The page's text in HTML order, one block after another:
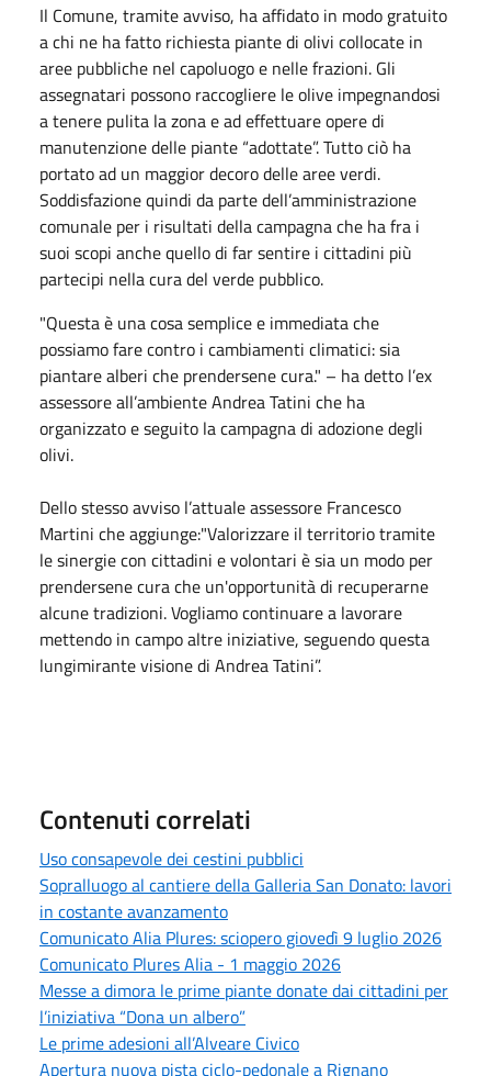
Il Comune, tramite avviso, ha affidato in modo gratuito
a chi ne ha fatto richiesta piante di olivi collocate in
aree pubbliche nel capoluogo e nelle frazioni. Gli
assegnatari possono raccogliere le olive impegnandosi
a tenere pulita la zona e ad effettuare opere di
manutenzione delle piante “adottate”. Tutto ciò ha
portato ad un maggior decoro delle aree verdi.
Soddisfazione quindi da parte dell’amministrazione
comunale per i risultati della campagna che ha fra i
suoi scopi anche quello di far sentire i cittadini più
partecipi nella cura del verde pubblico.
"Questa è una cosa semplice e immediata che
possiamo fare contro i cambiamenti climatici: sia
piantare alberi che prendersene cura." – ha detto l’ex
assessore all’ambiente Andrea Tatini che ha
organizzato e seguito la campagna di adozione degli
olivi.
Dello stesso avviso l’attuale assessore Francesco
Martini che aggiunge:"Valorizzare il territorio tramite
le sinergie con cittadini e volontari è sia un modo per
prendersene cura che un'opportunità di recuperarne
alcune tradizioni. Vogliamo continuare a lavorare
mettendo in campo altre iniziative, seguendo questa
lungimirante visione di Andrea Tatini”.
Contenuti correlati
Uso consapevole dei cestini pubblici
Sopralluogo al cantiere della Galleria San Donato: lavori
in costante avanzamento
Comunicato Alia Plures: sciopero giovedì 9 luglio 2026
Comunicato Plures Alia - 1 maggio 2026
Messe a dimora le prime piante donate dai cittadini per
l’iniziativa “Dona un albero”
Le prime adesioni all’Alveare Civico
Apertura nuova pista ciclo-pedonale a Rignano